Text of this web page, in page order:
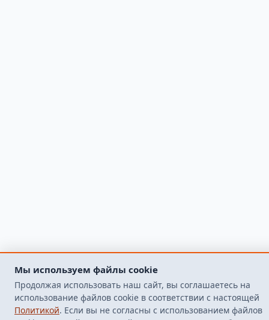
Мы используем файлы cookie
Продолжая использовать наш сайт, вы соглашаетесь на
использование файлов cookie в соответствии с настоящей
Политикой. Если вы не согласны с использованием файлов